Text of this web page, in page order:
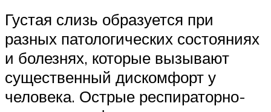
Густая слизь образуется при
разных патологических состояниях
и болезнях, которые вызывают
существенный дискомфорт у
человека. Острые респираторно-